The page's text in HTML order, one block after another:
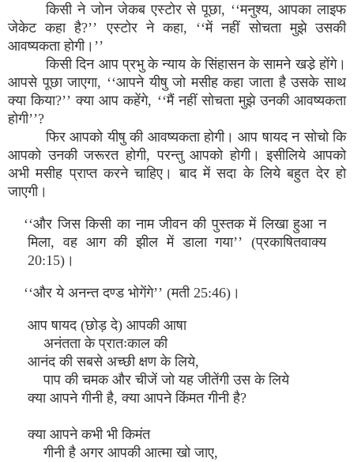
किसी ने जोन जेकब एस्टोर से पूछा, ‘‘मनुश्य, आपका लाइफ
जेकेट कहा है?’’ एस्टोर ने कहा, ‘‘में नहीं सोचता मुझे उसकी
आवष्यकता होगी।’’
किसी दिन आप प्रभु के न्याय के सिंहासन के सामने खडे़ होंगे।
आपसे पूछा जाएगा, ‘‘आपने यीषु जो मसीह कहा जाता है उसके साथ
क्या किया?’’ क्या आप कहेंगे, ‘‘मैं नहीं सोचता मुझे उनकी आवष्यकता
होगी’’?
फिर आपको यीषु की आवष्यकता होगी। आप षायद न सोचो कि
आपको उनकी जरूरत होगी, परन्तु आपको होगी। इसीलिये आपको
अभी मसीह प्राप्त करने चाहिए। बाद में सदा के लिये बहुत देर हो
जाएगी।
‘‘और जिस किसी का नाम जीवन की पुस्तक में लिखा हुआ न
मिला, वह आग की झील में डाला गया’’ (प्रकाषितवाक्य
20:15)।
‘‘और ये अनन्त दण्ड भोगेंगे’’ (मती 25:46)।
आप षायद (छोड़ दे) आपकी आषा
अनंतता के प्रातःकाल की
आनंद की सबसे अच्छी क्षण के लिये,
पाप की चमक और चीजें जो यह जीतेंगी उस के लिये
क्या आपने गीनी है, क्या आपने किंमत गीनी है?
क्या आपने कभी भी किमंत
गीनी है अगर आपकी आत्मा खो जाए,